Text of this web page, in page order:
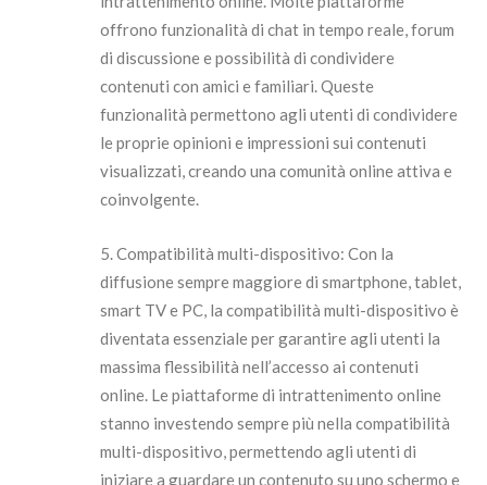
offrono funzionalità di chat in tempo reale, forum
di discussione e possibilità di condividere
contenuti con amici e familiari. Queste
funzionalità permettono agli utenti di condividere
le proprie opinioni e impressioni sui contenuti
visualizzati, creando una comunità online attiva e
coinvolgente.
5. Compatibilità multi-dispositivo: Con la
diffusione sempre maggiore di smartphone, tablet,
smart TV e PC, la compatibilità multi-dispositivo è
diventata essenziale per garantire agli utenti la
massima flessibilità nell’accesso ai contenuti
online. Le piattaforme di intrattenimento online
stanno investendo sempre più nella compatibilità
multi-dispositivo, permettendo agli utenti di
iniziare a guardare un contenuto su uno schermo e